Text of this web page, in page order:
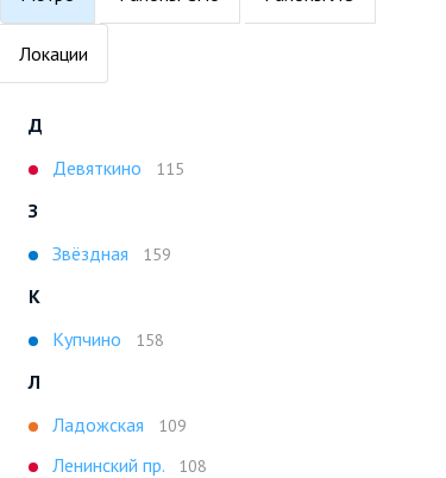
Локации
Д
Девяткино
115
З
Звёздная
159
К
Купчино
158
Л
Ладожская
109
Ленинский пр. 108